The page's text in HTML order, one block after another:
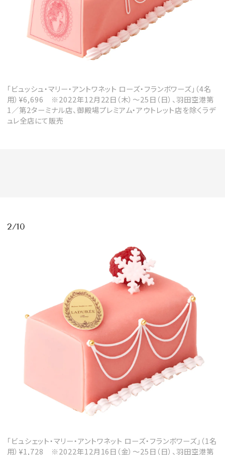
SPUR読者のためのメンバーシッププログラム
「The SPUR Club」。
便利な機能と特典を無料で楽し
めます。
FOLLOW US
2026-07-23発売
最新号を試し読み
「ビュッシュ・マリー・アントワネット ローズ・フランボワーズ」（4名
用）¥6,696 ※2022年12月22日（木）～25日（日）、羽田空港第
1／第2ターミナル店、御殿場プレミアム・アウトレット店を除くラデ
ュレ全店にて販売
2/10
「ビュシェット・マリー・アントワネット ローズ・フランボワーズ」（1名
用）¥1,728 ※2022年12月16日（金）～25日（日）、羽田空港第